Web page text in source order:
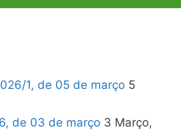
1, de 05 de março 5
de 03 de março 3 Março,